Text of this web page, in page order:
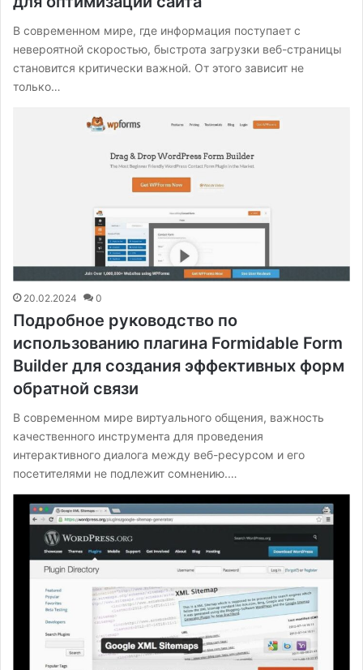
В современном мире, где информация поступает с
невероятной скоростью, быстрота загрузки веб-страницы
становится критически важной. От этого зависит не
только…
20.02.2024 0
Подробное руководство по
использованию плагина Formidable Form
Builder для создания эффективных форм
обратной связи
В современном мире виртуального общения, важность
качественного инструмента для проведения
интерактивного диалога между веб-ресурсом и его
посетителями не подлежит сомнению.…